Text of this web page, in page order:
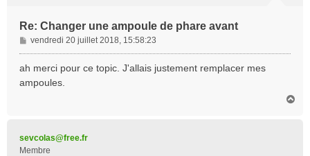
Re: Changer une ampoule de phare avant
M
e
s
vendredi 20 juillet 2018, 15:58:23
ah merci pour ce topic. J'allais justement remplacer mes
ampoules.
sevcolas@free.fr
Membre